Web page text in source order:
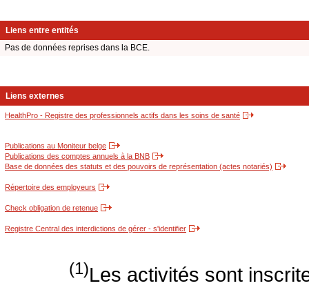
Liens entre entités
Pas de données reprises dans la BCE.
Liens externes
HealthPro - Registre des professionnels actifs dans les soins de santé
Publications au Moniteur belge
Publications des comptes annuels à la BNB
Base de données des statuts et des pouvoirs de représentation (actes notariés)
Répertoire des employeurs
Check obligation de retenue
Registre Central des interdictions de gérer - s'identifier
(1)Les activités sont